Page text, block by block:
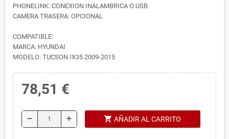
PHONELINK: CONEXION INALAMBRICA O USB
CAMERA TRASERA: OPCIONAL
COMPATIBLE:
MARCA: HYUNDAI
MODELO: TUCSON IX35 2009-2015
78,51 €
remove add shopping_cart AÑADIR AL CARRITO